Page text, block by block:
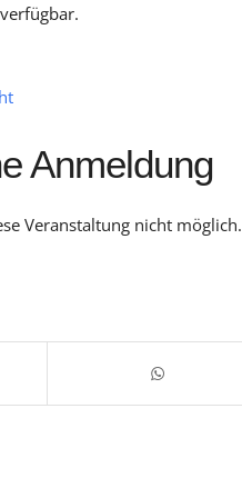
Anmeldung
Veranstaltung nicht möglich.